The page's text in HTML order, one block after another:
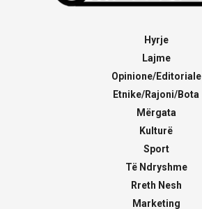
Hyrje
Lajme
Opinione/Editoriale
Etnike/Rajoni/Bota
Mërgata
Kulturë
Sport
Të Ndryshme
Rreth Nesh
Marketing